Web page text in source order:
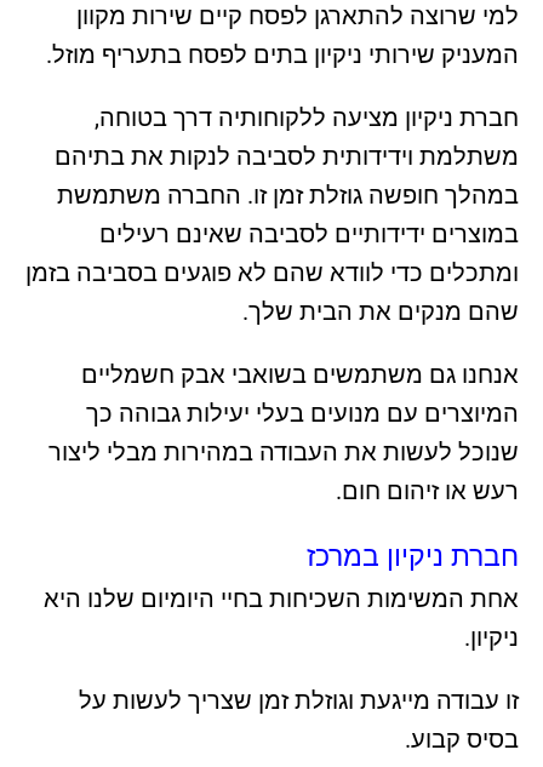
למי שרוצה להתארגן לפסח קיים שירות מקוון
המעניק שירותי ניקיון בתים לפסח בתעריף מוזל.
חברת ניקיון מציעה ללקוחותיה דרך בטוחה,
משתלמת וידידותית לסביבה לנקות את בתיהם
במהלך חופשה גוזלת זמן זו. החברה משתמשת
במוצרים ידידותיים לסביבה שאינם רעילים
ומתכלים כדי לוודא שהם לא פוגעים בסביבה בזמן
שהם מנקים את הבית שלך.
אנחנו גם משתמשים בשואבי אבק חשמליים
המיוצרים עם מנועים בעלי יעילות גבוהה כך
שנוכל לעשות את העבודה במהירות מבלי ליצור
רעש או זיהום חום.
חברת ניקיון במרכז
אחת המשימות השכיחות בחיי היומיום שלנו היא
ניקיון.
זו עבודה מייגעת וגוזלת זמן שצריך לעשות על
בסיס קבוע.